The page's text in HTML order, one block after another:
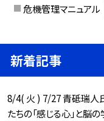
危機管理マニュアル
新着記事
8/4( 火 ) 7/27 青砥瑞人
たちの「感じる心」と脳